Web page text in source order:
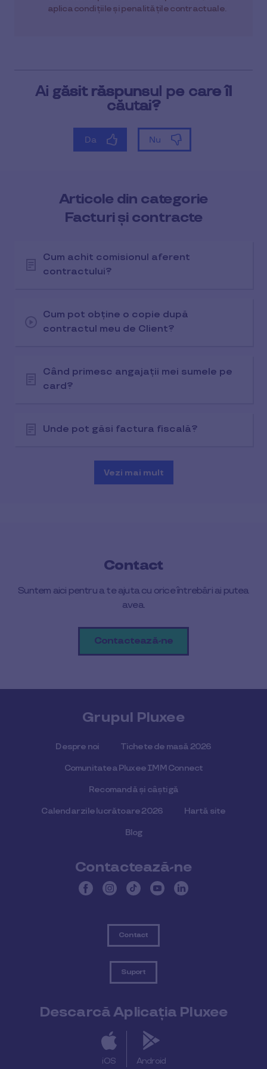
aplica condițiile și penalitățile contractuale.
Articole din categorie
Facturi și contracte
Cum achit comisionul aferent
contractului?
Cum pot obține o copie după
contractul meu de Client?
Când primesc angajații mei sumele pe
card?
Unde pot găsi factura fiscală?
Vezi mai mult
Contact
Suntem aici pentru a te ajuta cu orice întrebări ai putea
avea.
Contactează-ne
Grupul Pluxee
Despre noi Tichete de masă 2026
Comunitatea Pluxee IMM Connect
Recomandă și câștigă
Calendar zile lucrătoare 2026 Hartă site
Blog
Contactează-ne
Contact
Suport
Descarcă Aplicația Pluxee
iOS Android